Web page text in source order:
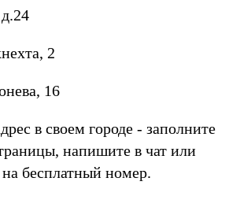
2
16
в своем городе - заполните
напишите в чат или
бесплатный номер.